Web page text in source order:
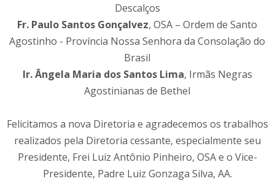
Descalços
Fr. Paulo Santos Gonçalvez, OSA – Ordem de Santo
Agostinho - Província Nossa Senhora da Consolação do
Brasil
Ir. Ângela Maria dos Santos Lima, Irmãs Negras
Agostinianas de Bethel
Felicitamos a nova Diretoria e agradecemos os trabalhos
realizados pela Diretoria cessante, especialmente seu
Presidente, Frei Luiz Antônio Pinheiro, OSA e o Vice-
Presidente, Padre Luiz Gonzaga Silva, AA.